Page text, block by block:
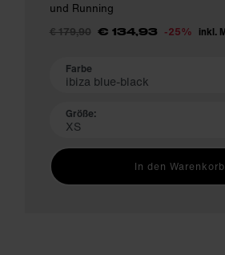
und Running
€ 179,90 € 134,93 -25% inkl.
Farbe
ibiza blue-black
Größe:
XS
In den Warenkorb